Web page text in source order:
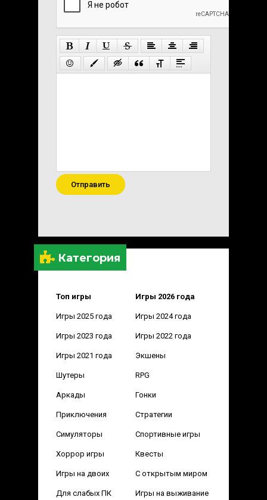
Категория
Топ игры Игры 2026 года
Игры 2025 года Игры 2024 года
Игры 2023 года Игры 2022 года
Игры 2021 года Экшены
Шутеры RPG
Аркады Гонки
Приключения Стратегии
Симуляторы Спортивные игры
Хоррор игры Квесты
Игры на двоих С открытым миром
Для слабых ПК Игры на выживание
Отправить